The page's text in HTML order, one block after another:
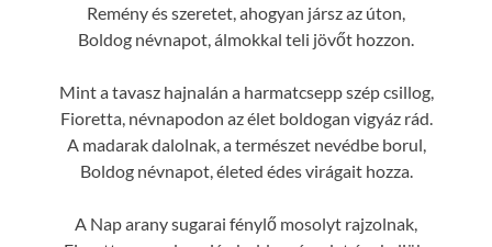
Remény és szeretet, ahogyan jársz az úton,
Boldog névnapot, álmokkal teli jövőt hozzon.
Mint a tavasz hajnalán a harmatcsepp szép csillog,
Fioretta, névnapodon az élet boldogan vigyáz rád.
A madarak dalolnak, a természet nevédbe borul,
Boldog névnapot, életed édes virágait hozza.
A Nap arany sugarai fénylő mosolyt rajzolnak,